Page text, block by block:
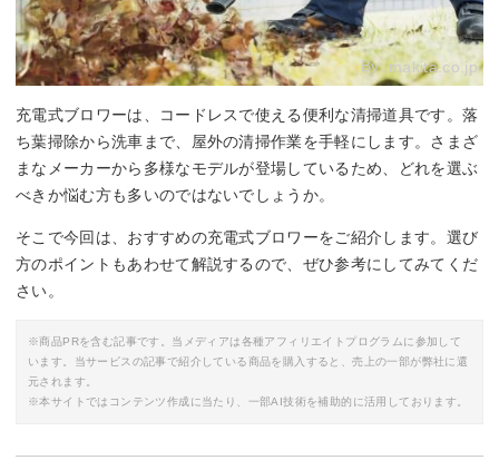
By:makita.co.jp
充電式ブロワーは、コードレスで使える便利な清掃道具です。落
ち葉掃除から洗車まで、屋外の清掃作業を手軽にします。さまざ
まなメーカーから多様なモデルが登場しているため、どれを選ぶ
べきか悩む方も多いのではないでしょうか。
そこで今回は、おすすめの充電式ブロワーをご紹介します。選び
方のポイントもあわせて解説するので、ぜひ参考にしてみてくだ
さい。
※商品PRを含む記事です。当メディアは各種アフィリエイトプログラムに参加して
います。当サービスの記事で紹介している商品を購入すると、売上の一部が弊社に還
元されます。
※本サイトではコンテンツ作成に当たり、一部AI技術を補助的に活用しております。